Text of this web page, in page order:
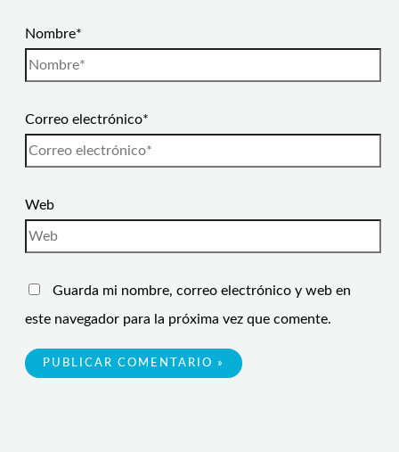
Nombre*
Correo electrónico*
Web
Guarda mi nombre, correo electrónico y web en
este navegador para la próxima vez que comente.